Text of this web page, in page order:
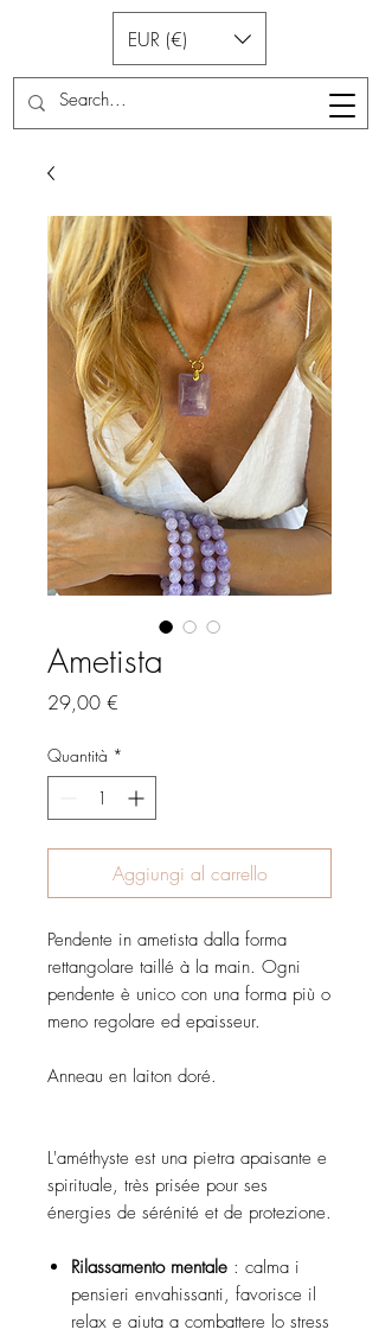
EUR (€)
Ametista
29,00 €
Quantità *
Aggiungi al carrello
Pendente in ametista dalla forma
rettangolare taillé à la main. Ogni
pendente è unico con una forma più o
meno regolare ed epaisseur.
Anneau en laiton doré.
L'améthyste est una pietra apaisante e
spirituale, très prisée pour ses
énergies de sérénité et de protezione.
Rilassamento mentale : calma i
pensieri envahissanti, favorisce il
relax e aiuta a combattere lo stress